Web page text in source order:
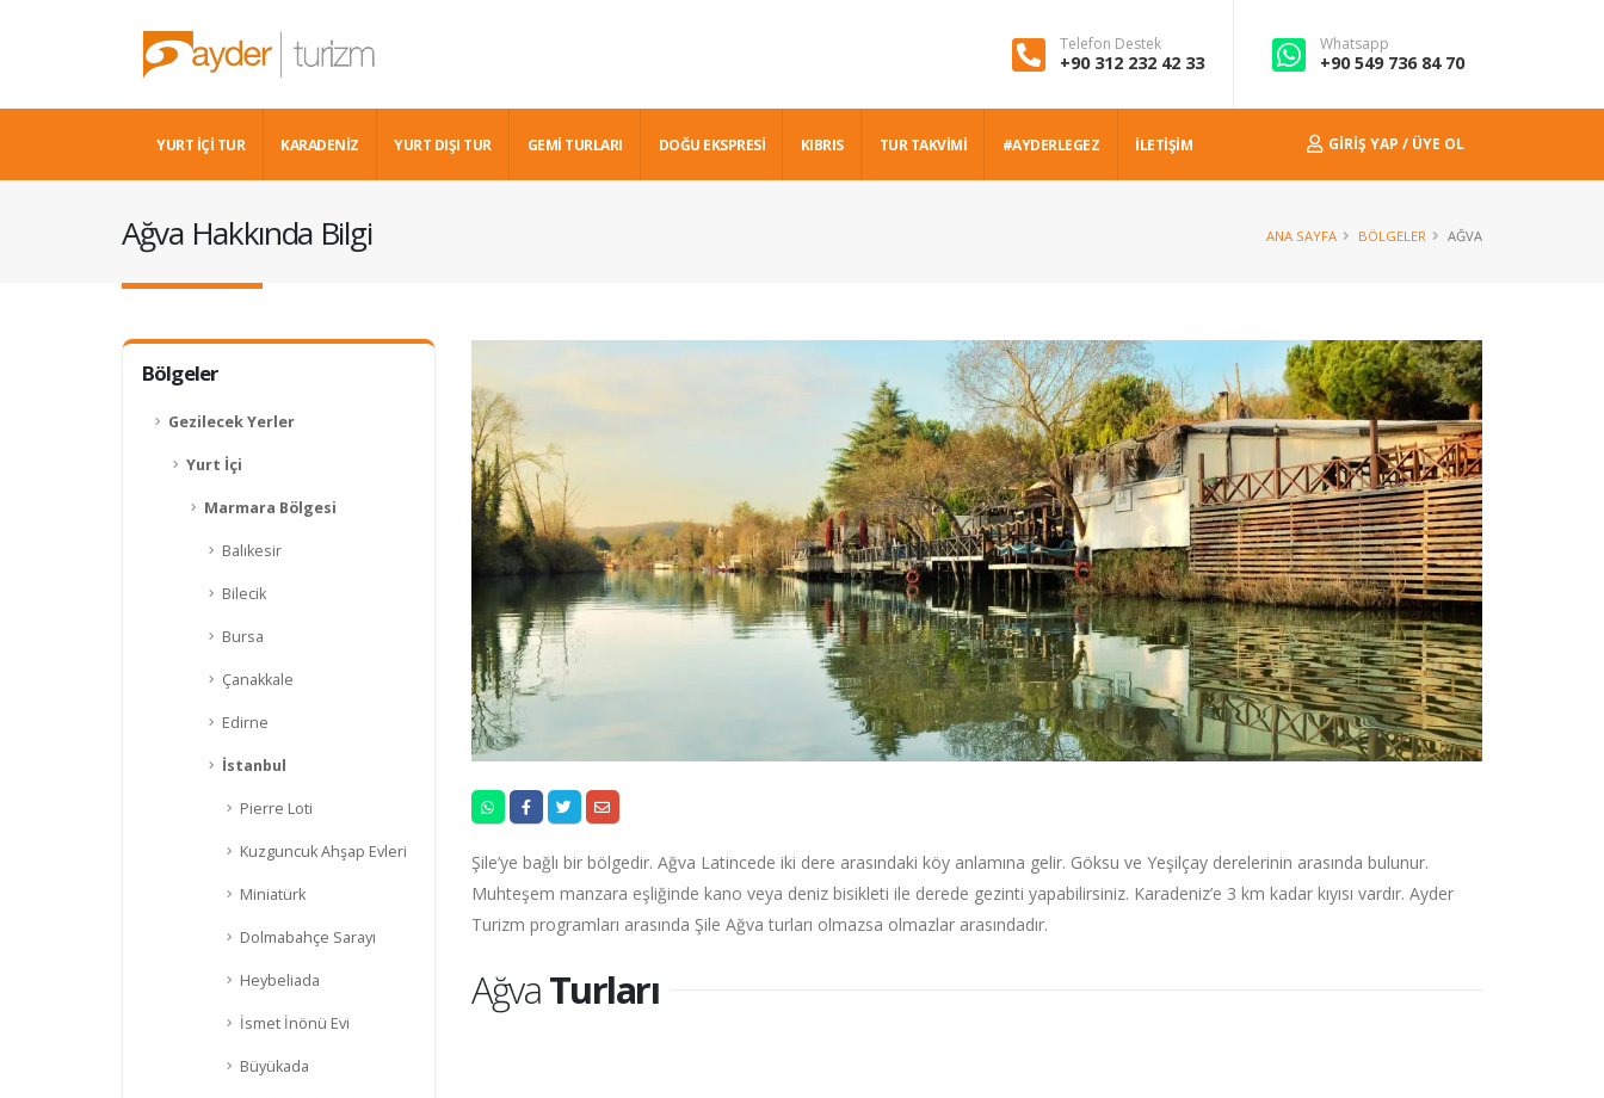
Telefon Destek
+90 312 232 42 33
Whatsapp
+90 549 736 84 70
YURT İÇİ TUR KARADENIZ YURT DIŞI TUR GEMİ TURLARI DOĞU EKSPRESİ KIBRIS TUR TAKVİMİ #AYDERLEGEZ İLETİŞİM GIRIŞ YAP / ÜYE OL
Ağva Hakkında Bilgi ANA SAYFA BÖLGELER AĞVA
Bölgeler
Gezilecek Yerler
Yurt İçi
Marmara Bölgesi
Balıkesir
Bilecik
Bursa
Çanakkale
Edirne
İstanbul
Pierre Loti
Kuzguncuk Ahşap Evleri
Miniatürk
Dolmabahçe Sarayı
Heybeliada
İsmet İnönü Evi
Büyükada
Şile’ye bağlı bir bölgedir. Ağva Latincede iki dere arasındaki köy anlamına gelir. Göksu ve Yeşilçay derelerinin arasında bulunur.
Muhteşem manzara eşliğinde kano veya deniz bisikleti ile derede gezinti yapabilirsiniz. Karadeniz’e 3 km kadar kıyısı vardır. Ayder
Turizm programları arasında Şile Ağva turları olmazsa olmazlar arasındadır.
AğvaTurları